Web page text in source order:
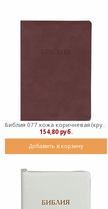
Библия 077 кожа коричневая (крупный шрифт) (кожаный мягкий)
154,80 руб.
Добавить в корзину